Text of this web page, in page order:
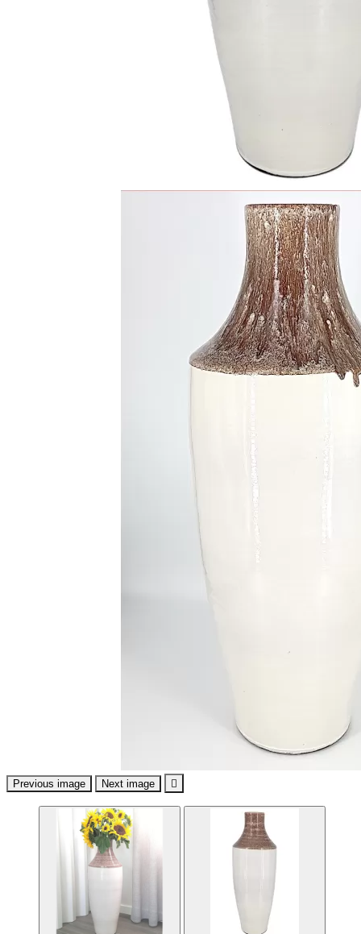
Previous image Next image 